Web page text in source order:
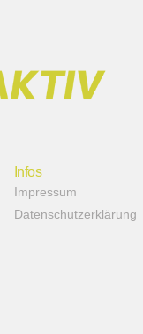
Infos
Impressum
Datenschutzerklärung